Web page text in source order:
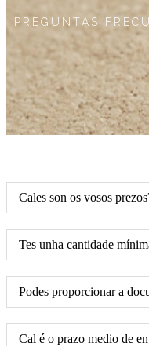
PREGUNTAS
Cales son os vosos
Tes unha cantidade
Podes proporcionar a
Cal é o prazo medio de